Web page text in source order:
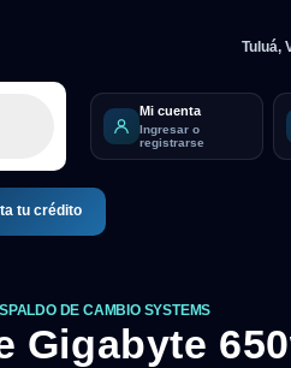
Tuluá,
Mi cuenta
Ingresar o
registrarse
tu crédito
DE CAMBIO SYSTEMS
Gigabyte